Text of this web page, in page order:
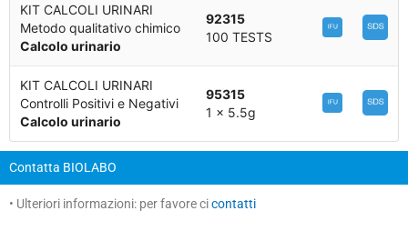
KIT CALCOLI URINARI
Metodo qualitativo chimico
Calcolo urinario
92315
100 TESTS
KIT CALCOLI URINARI
Controlli Positivi e Negativi
Calcolo urinario
95315
1 x 5.5g
Contatta BIOLABO
• Ulteriori informazioni: per favore cicontatti